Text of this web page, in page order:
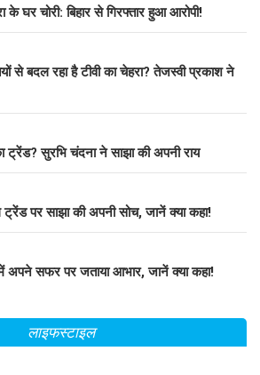
के घर चोरी: बिहार से गिरफ्तार हुआ आरोपी!
से बदल रहा है टीवी का चेहरा? तेजस्वी प्रकाश ने
सुरभि चंदना ने साझा की अपनी राय
पर साझा की अपनी सोच, जानें क्या कहा!
अपने सफर पर जताया आभार, जानें क्या कहा!
लाइफस्टाइल